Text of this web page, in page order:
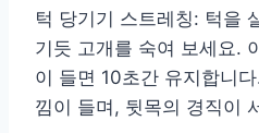
턱 당기기 스트레칭: 턱을
기듯 고개를 숙여 보세요.
이 들면 10초간 유지합니
낌이 들며, 뒷목의 경직이